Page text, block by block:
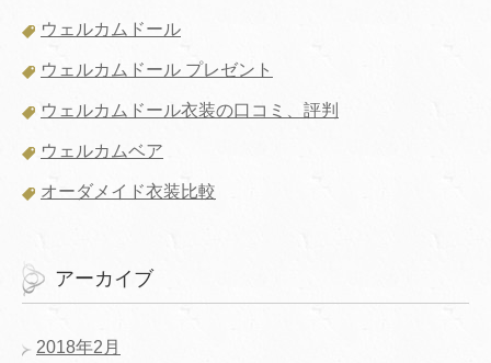
ウェルカムドール
ウェルカムドール プレゼント
ウェルカムドール衣装の口コミ、評判
ウェルカムベア
オーダメイド衣装比較
アーカイブ
2018年2月